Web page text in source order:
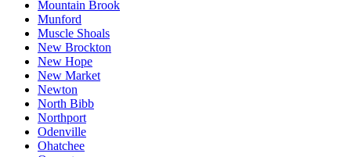
Mountain Brook
Munford
Muscle Shoals
New Brockton
New Hope
New Market
Newton
North Bibb
Northport
Odenville
Ohatchee